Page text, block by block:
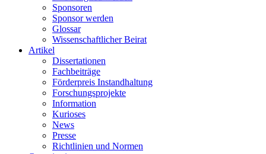
Sponsoren
Sponsor werden
Glossar
Wissenschaftlicher Beirat
Artikel
Dissertationen
Fachbeiträge
Förderpreis Instandhaltung
Forschungsprojekte
Information
Kurioses
News
Presse
Richtlinien und Normen